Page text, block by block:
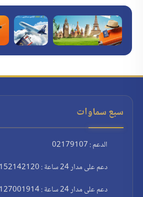
سبع سماوات
الدعم : 02179107
دعم على مدار 24 ساعة : 09152142120
دعم على مدار 24 ساعة : 09127001914